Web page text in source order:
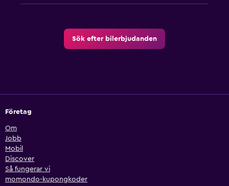
Sök efter bilerbjudanden
Företag
Om
Jobb
Mobil
Discover
Så fungerar vi
momondo-kupongkoder